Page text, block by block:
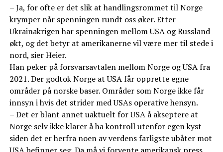
– Ja, for ofte er det slik at handlingsrommet til Norge
krymper når spenningen rundt oss øker. Etter
Ukrainakrigen har spenningen mellom USA og Russland
økt, og det betyr at amerikanerne vil være mer til stede i
nord, sier Heier.
Han peker på forsvarsavtalen mellom Norge og USA fra
2021. Der godtok Norge at USA får opprette egne
områder på norske baser. Områder som Norge ikke får
innsyn i hvis det strider med USAs operative hensyn.
– Det er blant annet uaktuelt for USA å akseptere at
Norge selv ikke klarer å ha kontroll utenfor egen kyst
siden det er herfra noen av verdens farligste ubåter mot